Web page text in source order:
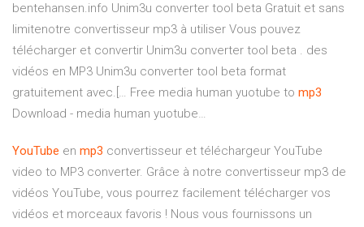
bentehansen.info Unim3u converter tool beta Gratuit et sans
limitenotre convertisseur mp3 à utiliser Vous pouvez
télécharger et convertir Unim3u converter tool beta . des
vidéos en MP3 Unim3u converter tool beta format
gratuitement avec.[… Free media human yuotube to mp3
Download - media human yuotube…
YouTube en mp3 convertisseur et téléchargeur YouTube
video to MP3 converter. Grâce à notre convertisseur mp3 de
vidéos YouTube, vous pourrez facilement télécharger vos
vidéos et morceaux favoris ! Nous vous fournissons un